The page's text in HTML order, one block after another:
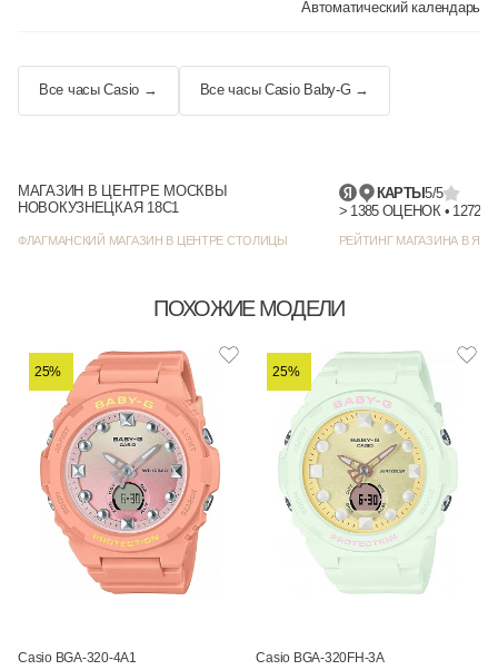
Автоматический календарь
Все часы Casio → Все часы Casio Baby-G →
МАГАЗИН В ЦЕНТРЕ МОСКВЫ
НОВОКУЗНЕЦКАЯ 18С1
ФЛАГМАНСКИЙ МАГАЗИН В ЦЕНТРЕ СТОЛИЦЫ
КАРТЫ5/5
РЕЙТИНГ МАГАЗИНА В
ПОХОЖИЕ МОДЕЛИ
25%
Casio BGA-320-4A1
25%
Casio BGA-320FH-3A